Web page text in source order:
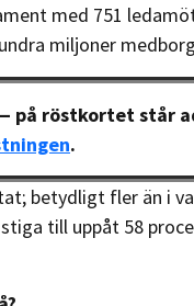
med 751
miljoner
på röstkortet står
.
betydligt fler än i
till uppåt 58